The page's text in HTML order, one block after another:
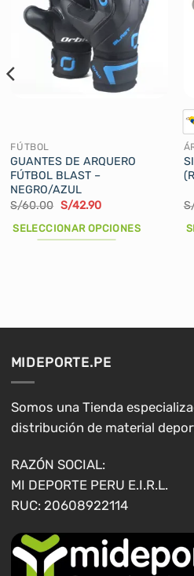
FÚTBOL
GUANTES DE ARQUERO
FÚTBOL BLAST –
NEGRO/AZUL
S/60.00 El
original
era:
S/42.90El
actual
es:
SELECCIONAR OPCIONES
se
pueden
elegir
en
página
de
producto
MIDEPORTE.PE
Somos una Tienda
distribución de material
RAZÓN SOCIAL:
MI DEPORTE PERU E.I.R.L.
RUC: 20608922114